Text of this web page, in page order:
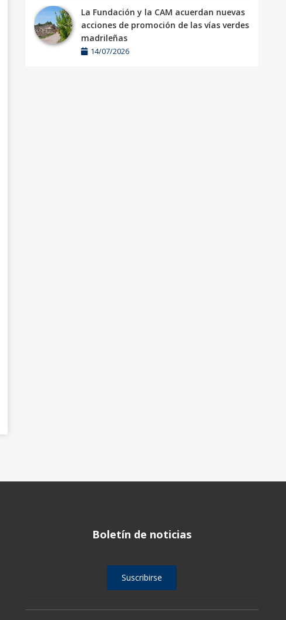
La Fundación y la CAM acuerdan nuevas
acciones de promoción de las vías verdes
madrileñas
14/07/2026
Boletín de noticias
Suscribirse